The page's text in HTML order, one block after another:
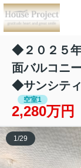
◆２０２５
面バルコニ
◆サンシテ
空室1
2,280万円
1 /29